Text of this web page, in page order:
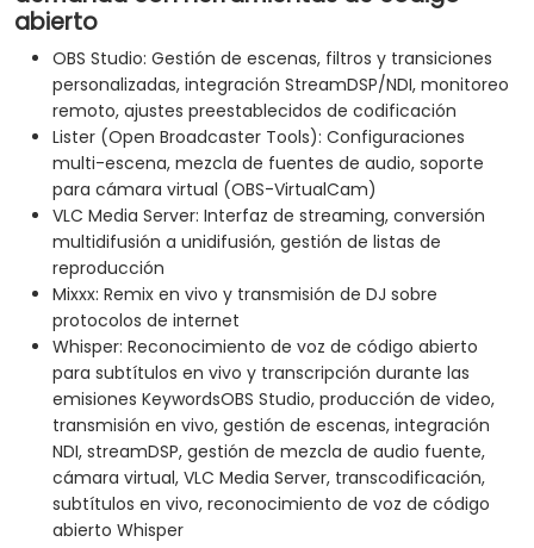
abierto
OBS Studio: Gestión de escenas, filtros y transiciones
personalizadas, integración StreamDSP/NDI, monitoreo
remoto, ajustes preestablecidos de codificación
Lister (Open Broadcaster Tools): Configuraciones
multi-escena, mezcla de fuentes de audio, soporte
para cámara virtual (OBS-VirtualCam)
VLC Media Server: Interfaz de streaming, conversión
multidifusión a unidifusión, gestión de listas de
reproducción
Mixxx: Remix en vivo y transmisión de DJ sobre
protocolos de internet
Whisper: Reconocimiento de voz de código abierto
para subtítulos en vivo y transcripción durante las
emisiones KeywordsOBS Studio, producción de video,
transmisión en vivo, gestión de escenas, integración
NDI, streamDSP, gestión de mezcla de audio fuente,
cámara virtual, VLC Media Server, transcodificación,
subtítulos en vivo, reconocimiento de voz de código
abierto Whisper